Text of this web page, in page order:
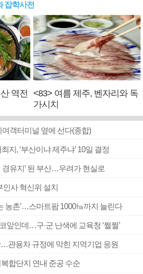
잡학사전
역전
<83> 여름 제주, 벤자리와 독
가시치
객터미널 옆에 선다(종합)
지, ‘부산이냐 제주냐’ 10일 결정
경유지’ 된 부산…우려가 현실로
사 혁신위 설치
농촌’…스마트팜 1000㏊까지 늘린다
앞인데…구·군 난색에 교육청 ‘쩔쩔’
관용차 규정에 막힌 지역기업 응원
합단지 연내 준공 수순